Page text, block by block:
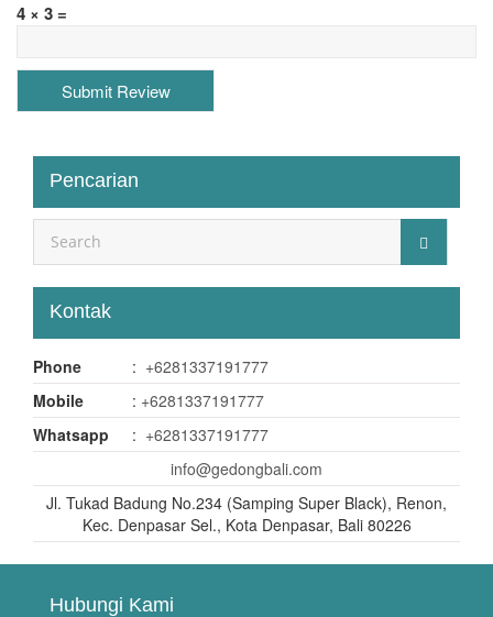
4 × 3 =
Pencarian
Kontak
Phone : +6281337191777
Mobile
: +6281337191777
Whatsapp
: +6281337191777
info@gedongbali.com
Jl. Tukad Badung No.234 (Samping Super Black), Renon,
Kec. Denpasar Sel., Kota Denpasar, Bali 80226
Hubungi Kami